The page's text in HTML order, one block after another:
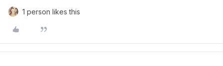
1 person likes this